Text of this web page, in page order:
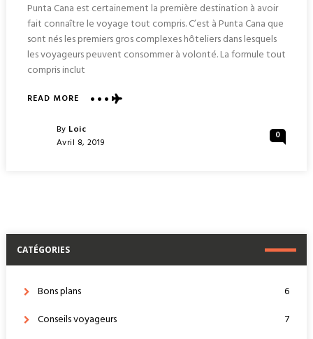
Punta Cana est certainement la première destination à avoir
fait connaître le voyage tout compris. C’est à Punta Cana que
sont nés les premiers gros complexes hôteliers dans lesquels
les voyageurs peuvent consommer à volonté. La formule tout
compris inclut
READ MOREABOUT
VOYAGE
TOUT
DOMINICAINE
Posted
By Loic
Posted
Avril 8, 2019
0
CATÉGORIES
Bons plans
6
Conseils voyageurs
7